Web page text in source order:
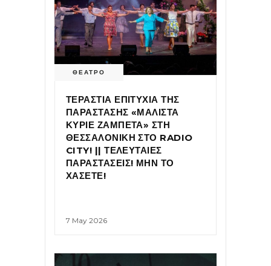
ΘΕΑΤΡΟ
ΤΕΡΑΣΤΙΑ ΕΠΙΤΥΧΙΑ ΤΗΣ
ΠΑΡΑΣΤΑΣΗΣ «ΜΑΛΙΣΤΑ
ΚΥΡΙΕ ΖΑΜΠΕΤΑ» ΣΤΗ
ΘΕΣΣΑΛΟΝΙΚΗ ΣΤΟ RADIO
CITY! || ΤΕΛΕΥΤΑΙΕΣ
ΠΑΡΑΣΤΑΣΕΙΣ! ΜΗΝ ΤΟ
ΧΑΣΕΤΕ!
7 May 2026